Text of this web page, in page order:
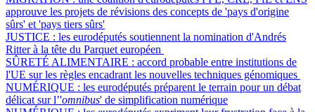
approuve les projets de révisions des concepts de 'pays d'origine
sûrs' et 'pays tiers sûrs'
JUSTICE : les eurodéputés soutiennent la nomination d'Andrés
Ritter à la tête du Parquet européen
SÛRETÉ ALIMENTAIRE : accord probable entre institutions de
l'UE sur les règles encadrant les nouvelles techniques génomiques
NUMÉRIQUE : les eurodéputés préparent le terrain pour un débat
délicat sur l’'omnibus' de simplification numérique